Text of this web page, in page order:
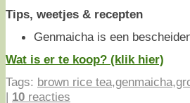
Tips, weetjes & recepten
Genmaicha is een
Wat is er te koop? (klik hier)
Tags: brown rice tea,genmaicha,
| 10 reacties